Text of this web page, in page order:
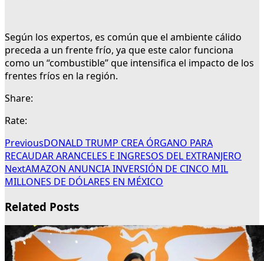
Según los expertos, es común que el ambiente cálido
preceda a un frente frío, ya que este calor funciona
como un “combustible” que intensifica el impacto de los
frentes fríos en la región.
Share:
Rate:
PreviousDONALD TRUMP CREA ÓRGANO PARA
RECAUDAR ARANCELES E INGRESOS DEL EXTRANJERO
NextAMAZON ANUNCIA INVERSIÓN DE CINCO MIL
MILLONES DE DÓLARES EN MÉXICO
Related Posts